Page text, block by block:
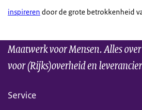
inspireren door de grote betrokkenheid
Maatwerk voor Mensen. Alles
voor (Rijks)overheid en
Service